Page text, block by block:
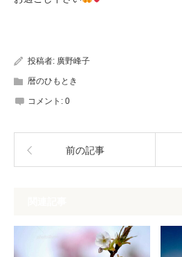
投稿者: 廣野峰子
暦のひもとき
コメント: 0
前の記事